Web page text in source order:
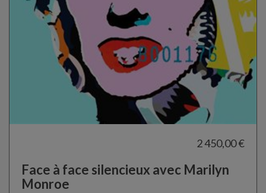
2 450,00 €
Face à face silencieux avec Marilyn
Monroe